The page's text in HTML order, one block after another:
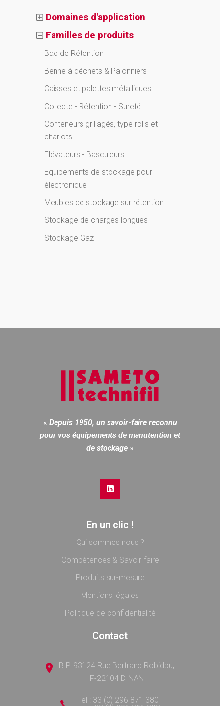
Domaines d'application
Familles de produits
Bac de Rétention
Benne à déchets & Palonniers
Caisses et palettes métalliques
Collecte - Rétention - Sureté
Conteneurs grillagés, type rolls et
chariots
Elévateurs - Basculeurs
Equipements de stockage pour
électronique
Meubles de stockage sur rétention
Stockage de charges longues
Stockage Gaz
« Depuis 1950, un savoir-faire reconnu
pour vos équipements de manutention et
de stockage »
En un clic !
Qui sommes nous ?
Compétences & Savoir-faire
Produits sur-mesure
Mentions légales
Politique de confidentialité
Contact
B.P. 93124 Rue Bertrand Robidou,
F-22104 DINAN
Tel : 33 (0) 296 871 380